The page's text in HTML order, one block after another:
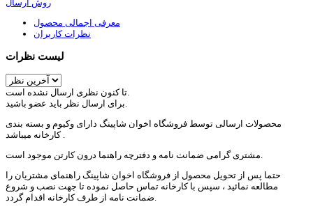
روش ارسال
معرفی اجمالی محصول
نظرات کاربران
لیست نظرات
محصولات ارسالی توسط فروشگاه اخوان شاپینگ دارای وکیوم و بسته بندی
کارخانه میباشد .
حتما پس از تحویل محصول از فروشگاه اخوان شاپینگ راهنمای مشتریان را
مطالعه نمائید ، سپس با کارخانه تماس حاصل نموده تا جهت نصب و شروع